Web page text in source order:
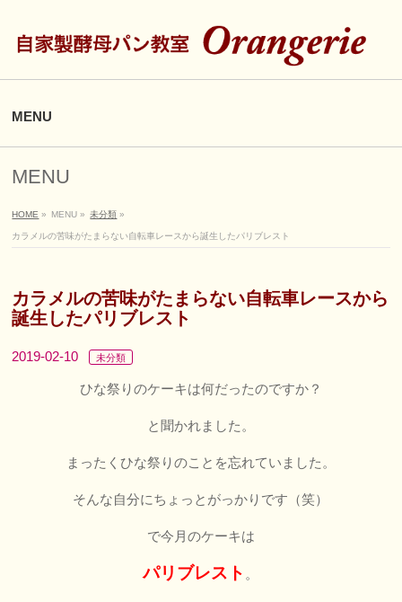
MENU
MENU
HOME » MENU » 未分類 »
カラメルの苦味がたまらない自転車レースから誕生したパリブレスト
カラメルの苦味がたまらない自転車レースから
誕生したパリブレスト
2019-02-10 未分類
ひな祭りのケーキは何だったのですか？
と聞かれました。
まったくひな祭りのことを忘れていました。
そんな自分にちょっとがっかりです（笑）
で今月のケーキは
パリブレスト 。